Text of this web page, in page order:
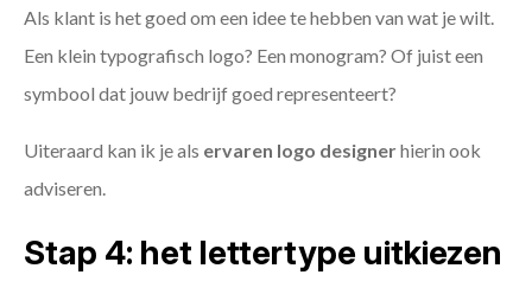
Als klant is het goed om een idee te hebben van wat je wilt.
Een klein typografisch logo? Een monogram? Of juist een
symbool dat jouw bedrijf goed representeert?
Uiteraard kan ik je als ervaren logo designerhierin ook
adviseren.
Stap 4: het lettertype uitkiezen